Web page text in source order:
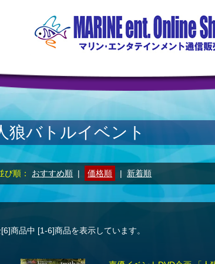
狼バトルイベント
び順： おすすめ順 | 価格順 | 新着順
商品中 [1-6]商品を表示しています。